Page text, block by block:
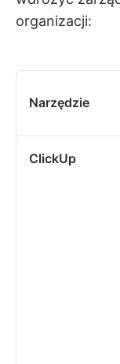
organizacji:
Narzędzie
ClickUp